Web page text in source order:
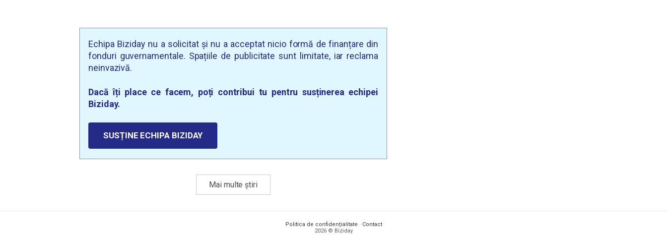
Echipa Biziday nu a solicitat și nu a acceptat nicio formă de finanțare din
fonduri guvernamentale. Spațiile de publicitate sunt limitate, iar reclama
neinvazivă.
Dacă îți place ce facem, poți contribui tu pentru susținerea echipei
Biziday.
SUSȚINE ECHIPA BIZIDAY
Mai multe știri
Politica de confidențialitate · Contact
2026 © Biziday